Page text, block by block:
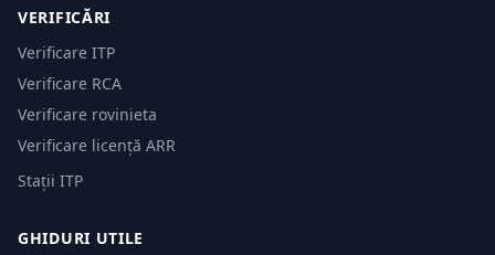
VERIFICĂRI
Verificare ITP
Verificare RCA
Verificare rovinieta
Verificare licență ARR
Stații ITP
GHIDURI UTILE